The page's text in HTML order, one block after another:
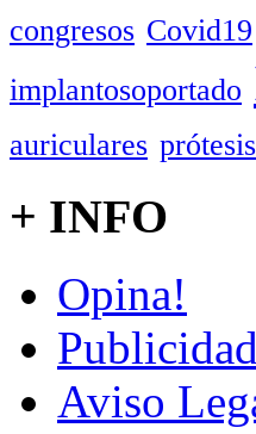
congresos Covid19
implantosoportado
auriculares
+ INFO
Opina!
Publicidad
Aviso